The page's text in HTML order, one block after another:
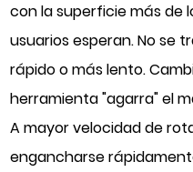
con la superficie más de
usuarios esperan. No se
rápido o más lento.
herramienta "agarra" el
A mayor velocidad de
engancharse